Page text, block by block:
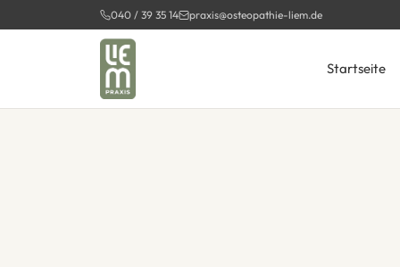
Inhalt
040 / 39 35 14 praxis@osteopathie-liem.de
Startseite